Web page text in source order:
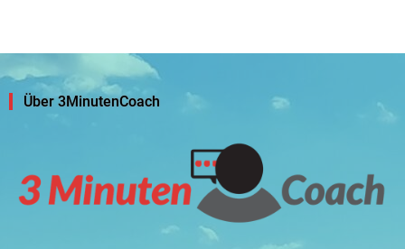
Über 3MinutenCoach